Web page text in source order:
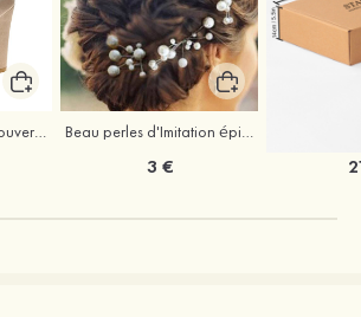
Suède talons à bout ouvert sandales talon bottier chaussures pour les soirées Beau perles d'Imitation épingles à cheveux coiffe
3 €